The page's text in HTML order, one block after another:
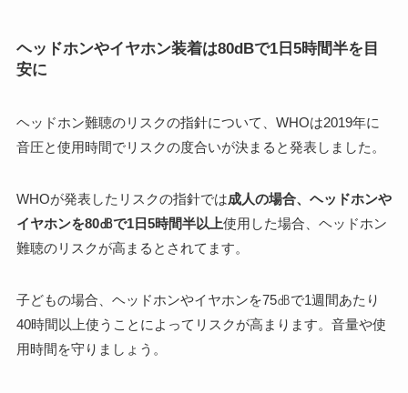
ヘッドホンやイヤホン装着は80dBで1日5時間半を目
安に
ヘッドホン難聴のリスクの指針について、WHOは2019年に
音圧と使用時間でリスクの度合いが決まると発表しました。
WHOが発表したリスクの指針では成人の場合、ヘッドホンや
イヤホンを80㏈で1日5時間半以上使用した場合、ヘッドホン
難聴のリスクが高まるとされてます。
子どもの場合、ヘッドホンやイヤホンを75㏈で1週間あたり
40時間以上使うことによってリスクが高まります。音量や使
用時間を守りましょう。